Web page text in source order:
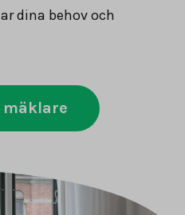
dina behov och
mäklare